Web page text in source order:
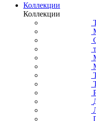
Коллекции
Коллекции